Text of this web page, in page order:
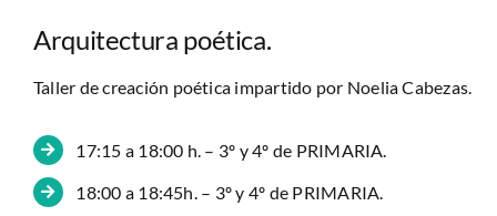
Arquitectura poética.
Taller de creación poética impartido por Noelia Cabezas.
17:15 a 18:00 h. – 3º y 4º de PRIMARIA.
18:00 a 18:45h. – 3º y 4º de PRIMARIA.